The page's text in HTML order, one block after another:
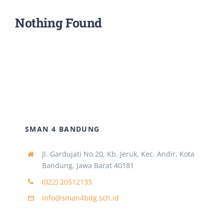
Nothing Found
SMAN 4 BANDUNG
Jl. Gardujati No.20, Kb. Jeruk, Kec. Andir, Kota
Bandung, Jawa Barat 40181
(022) 20512133
info@sman4bdg.sch.id